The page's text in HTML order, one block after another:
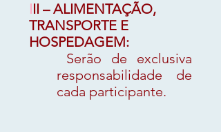
III – ALIMENTAÇÃO,
TRANSPORTE E
HOSPEDAGEM:
Serão de exclusiva
responsabilidade de
cada participante.